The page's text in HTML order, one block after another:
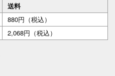
送料
880円（税込）
2,068円（税込）